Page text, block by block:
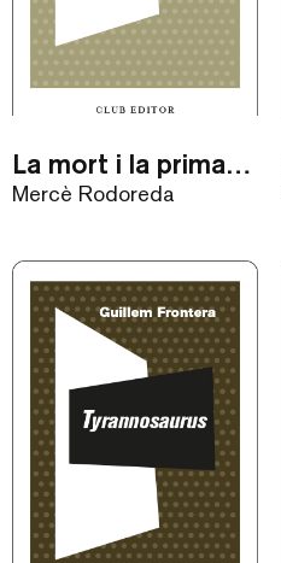
La mort i la primavera / eBook
Mercè Rodoreda